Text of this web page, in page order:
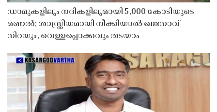
ഡാമുകളിലും നദികളിലുമായി 5,000 കോടിയുടെ
മണൽ; ശാസ്ത്രീയമായി നീക്കിയാൽ ഖജനാവ്
നിറയും, വെള്ളപ്പൊക്കവും തടയാം